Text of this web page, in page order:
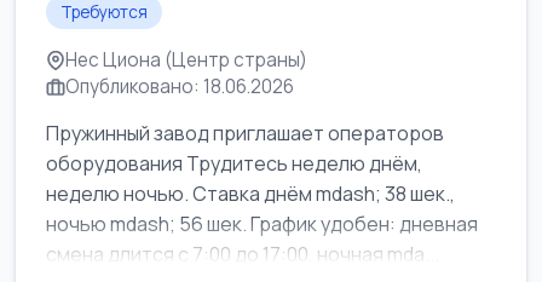
Требуются
Нес Циона (Центр страны)
Опубликовано: 18.06.2026
Пружинный завод приглашает операторов
оборудования Трудитесь неделю днём,
неделю ночью. Ставка днём mdash; 38 шек.,
ночью mdash; 56 шек. График удобен: дневная
смена длится с 7:00 до 17:00, ночная mda...